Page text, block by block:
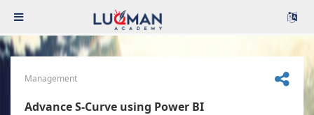
Management
Advance S-Curve using Power BI